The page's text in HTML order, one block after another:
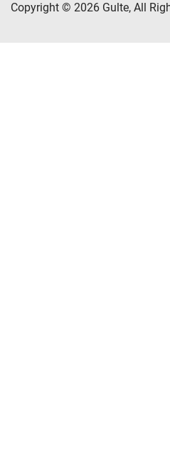
Copyright © 2026 Gulte, All